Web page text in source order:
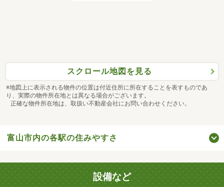
スクロール地図を見る
※地図上に表示される物件の位置は付近住所に所在することを表すものであ
り、実際の物件所在地とは異なる場合がございます。
正確な物件所在地は、取扱い不動産会社にお問い合わせください。
富山市内の各駅の住みやすさ
設備など